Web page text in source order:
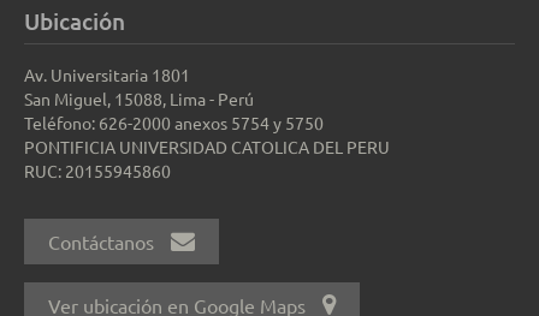
Ubicación
Av. Universitaria 1801
San Miguel, 15088, Lima - Perú
Teléfono: 626-2000 anexos 5754 y 5750
PONTIFICIA UNIVERSIDAD CATOLICA DEL PERU
RUC: 20155945860
Contáctanos
Ver ubicación en Google Maps